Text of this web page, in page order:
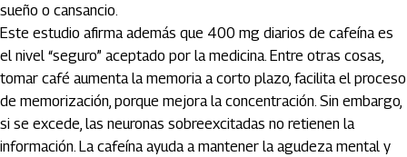
sueño o cansancio.
Este estudio afirma además que 400 mg diarios de cafeína es
el nivel “seguro” aceptado por la medicina. Entre otras cosas,
tomar café aumenta la memoria a corto plazo, facilita el proceso
de memorización, porque mejora la concentración. Sin embargo,
si se excede, las neuronas sobreexcitadas no retienen la
información. La cafeína ayuda a mantener la agudeza mental y